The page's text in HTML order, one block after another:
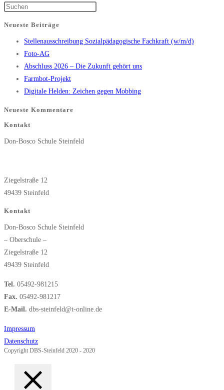
close
search
Neueste Beiträge
Stellenausschreibung Sozialpädagogische Fachkraft (w/m/d)
Foto-AG
Abschluss 2026 – Die Zukunft gehört uns
Farmbot-Projekt
Digitale Helden: Zeichen gegen Mobbing
Neueste Kommentare
Kontakt
Don-Bosco Schule Steinfeld
Ziegelstraße 12
49439 Steinfeld
Kontakt
Don-Bosco Schule Steinfeld
– Oberschule –
Ziegelstraße 12
49439 Steinfeld
Tel. 05492-981215
Fax. 05492-981217
E-Mail. dbs-steinfeld@t-online.de
Impressum
Datenschutz
Copyright DBS-Steinfeld 2020 - 2020